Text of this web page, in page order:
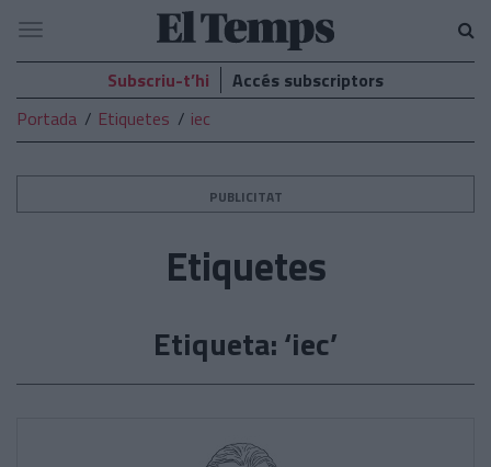
El
Temps
Navegació
Subscriu-t’hi
Accés subscriptors
Portada
Etiquetes iec
PUBLICITAT
Etiquetes
Etiqueta: ‘iec’